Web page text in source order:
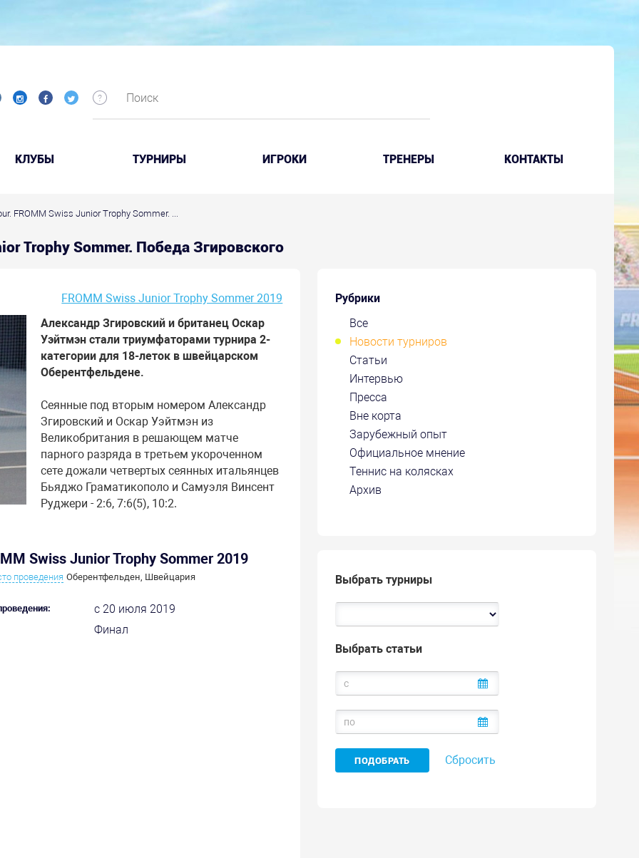
КЛУБЫ ТУРНИРЫ ИГРОКИ ТРЕНЕРЫ КОНТАКТЫ
FROMM Swiss Junior Trophy Sommer. ...
Trophy Sommer. Победа Згировского
Рубрики
Все
Новости турниров
Статьи
Интервью
Пресса
Вне корта
Зарубежный опыт
Официальное мнение
Теннис на колясках
Архив
Выбрать турниры
Выбрать статьи
Сбросить
FROMM Swiss Junior Trophy Sommer 2019
Александр Згировский и британец Оскар
Уэйтмэн стали триумфаторами турнира 2-
категории для 18-леток в швейцарском
Оберентфельдене.
Сеянные под вторым номером Александр
Згировский и Оскар Уэйтмэн из
Великобритания в решающем матче
парного разряда в третьем укороченном
сете дожали четвертых сеянных итальянцев
Бьяджо Граматикополо и Самуэля Винсент
Руджери - 2:6, 7:6(5), 10:2.
Swiss Junior Trophy Sommer 2019
проведения Оберентфельден, Швейцария
с 20 июля 2019
Финал